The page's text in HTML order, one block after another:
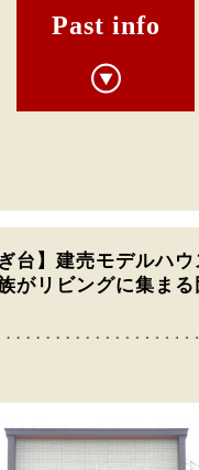
Past info
台】建売モデルハ
がリビングに集まる